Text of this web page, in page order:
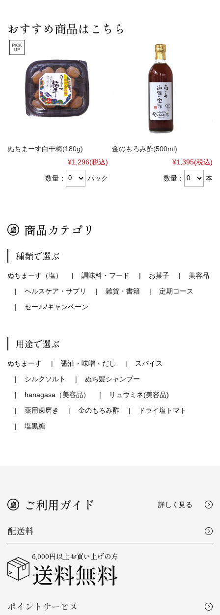
おすすめ商品はこちら
ぬちまーす白干梅(180g)
¥1,296(税込)
数量： パック
金のもろみ酢(500ml)
¥1,395(税込)
数量： 本
商品カテゴリ
種類で選ぶ
ぬちまーす（塩） 調味料・フード お菓子
美容品
ヘルスケア・サプリ
雑貨・書籍
定期コース
セール/キャンペーン
用途で選ぶ
ぬちまーす 醤油・味噌・だし
スパイス
シルクソルト
ぬち髪シャンプー
hanagasa（美容品）
リュウミネ(美容品)
薬用歯磨き
金のもろみ酢
ドライ塩トマト
塩黒糖
ご利用ガイド 詳しく見る
配送料
6,000円以上お買い上げの方
送料無料
ポイントサービス